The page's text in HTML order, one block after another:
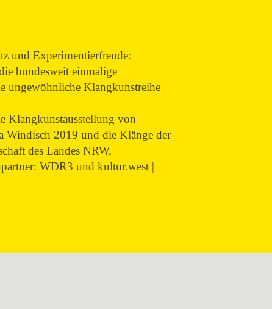
und Experimentierfreude:
bundesweit einmalige
ungewöhnliche Klangkunstreihe
Klangkunstausstellung von
Windisch 2019 und die Klänge der
des Landes NRW,
WDR3 und kultur.west |